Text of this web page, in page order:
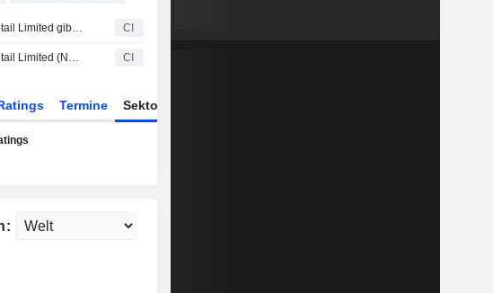
Aditya Birla Fashion and Retail Limited gibt Ausscheiden von Sangeeta Tanwani als geschäftsführende Direktorin zum 31. Juli 2026 bekannt CI
Aditya Birla Fashion and Retail Limited (NSEI:ABFRL) vereinbart Erwerb einer weiteren Beteiligung von 10,02 % an Bewakoof Brands Pvt. Ltd. CI
Termine Sektor